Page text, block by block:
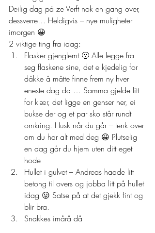
Deilig dag på ze Verft nok en gang over,
dessverre… Heldigvis – nye muligheter
imorgen 😀
2 viktige ting fra idag:
Flasker gjenglemt 🙁 Alle legge fra
seg flaskene sine, det e kjedelig for
dåkke å måtte finne frem ny hver
eneste dag da … Samma gjelde litt
for klær, det ligge en genser her, ei
bukse der og et par sko står rundt
omkring. Husk når du går – tenk over
om du har alt med deg 😀 Plutselig
en dag går du hjem uten ditt eget
hode
Hullet i gulvet – Andreas hadde litt
betong til overs og jobba litt på hullet
idag 😛 Satse på at det gjekk fint og
blir bra.
Snakkes imårå då